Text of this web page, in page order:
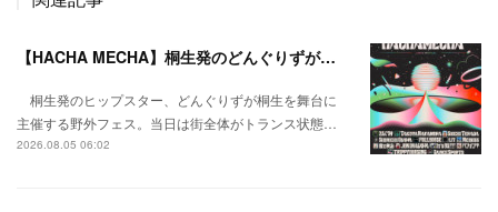
【HACHA MECHA】桐生発のどんぐりずが桐生をハチャメチャに彩る。
桐生発のヒップスター、どんぐりずが桐生を舞台に
主催する野外フェス。当日は街全体がトランス状態…
2026.08.05 06:02